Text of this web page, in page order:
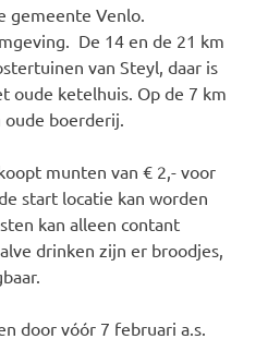
gemeente Venlo.
De 14 en de 21 km
van Steyl, daar is
oude ketelhuis. Op de 7 km
oude boerderij.
munten van € 2,- voor
start locatie kan worden
kan alleen contant
drinken zijn er broodjes,
door vóór 7 februari a.s.